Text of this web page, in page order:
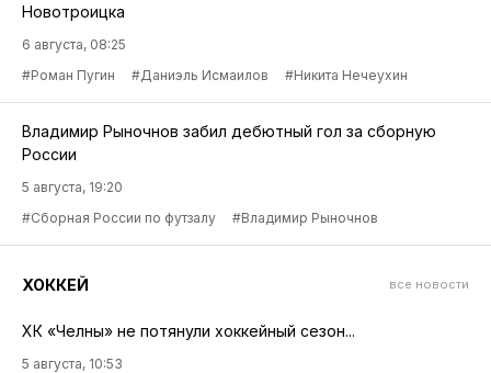
Новотроицка
6 августа, 08:25
#Роман Пугин
#Даниэль Исмаилов #Никита Нечеухин
Владимир Рыночнов забил дебютный гол за сборную
России
5 августа, 19:20
#Сборная России по футзалу
#Владимир Рыночнов
ХОККЕЙ все новости
ХК «Челны» не потянули хоккейный сезон...
5 августа, 10:53